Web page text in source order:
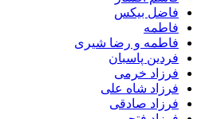
فاضل بیکس
فاطمه
فاطمه و رضا شیری
فردین پاسبان
فرزاد خرمی
فرزاد شاه علی
فرزاد صادقى